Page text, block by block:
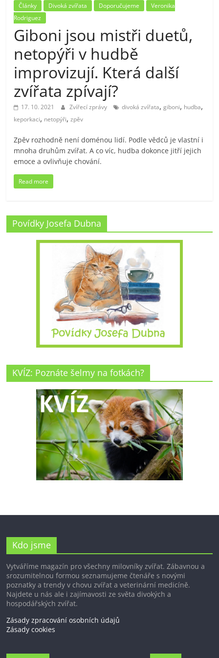
Články Divoká zvířata Doporučujeme
Veronika
Rodriguez
Giboni jsou mistři duetů,
netopýři v hudbě
improvizují. Která další
zvířata zpívají?
17. 10. 2021 Zvířecí zprávy divoká zvířata,giboni, hudba,
keporkaci, netopýři,zpěv
Zpěv rozhodně není doménou lidí. Podle vědců je vlastní i
mnoha druhům zvířat. A co víc, hudba dokonce jitří jejich
emoce a ovlivňuje chování.
Read more
Povídky Josefa Dubna
KVÍZ: Poznáte šelmy na fotkách?
Kdo jsme
Vytváříme magazín pro všechny milovníky zvířat. Zábavnou a
srozumitelnou formou seznamujeme čtenáře s novými
poznatky a trendy v chovu zvířat a veterinární medicíně.
Najdete u nás ale i zajímavosti ze světa divokých a
hospodářských zvířat.
Zásady zpracování osobních údajů
Zásady cookies